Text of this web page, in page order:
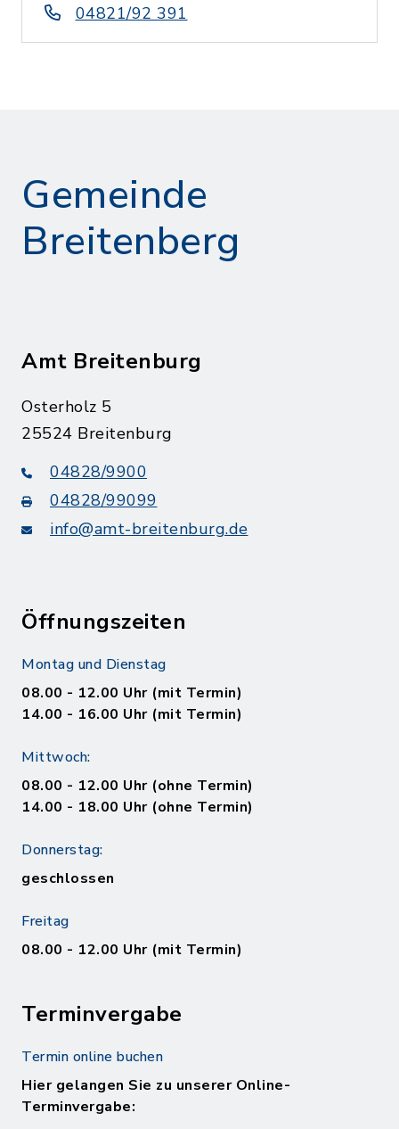
04821/92 391
Gemeinde
Breitenberg
Amt Breitenburg
Osterholz 5
25524 Breitenburg
04828/9900
04828/99099
info@amt-breitenburg.de
Öffnungszeiten
Montag und Dienstag
08.00 - 12.00 Uhr (mit Termin)
14.00 - 16.00 Uhr (mit Termin)
Mittwoch:
08.00 - 12.00 Uhr (ohne Termin)
14.00 - 18.00 Uhr (ohne Termin)
Donnerstag:
geschlossen
Freitag
08.00 - 12.00 Uhr (mit Termin)
Terminvergabe
Termin online buchen
Hier gelangen Sie zu unserer Online-
Terminvergabe: